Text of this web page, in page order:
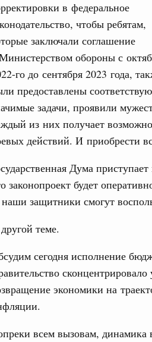
в федеральное
чтобы ребятам,
заключали соглашение
обороны с
го до сентября 2023 года,
предоставлены
задачи, проявили
из них получает
действий. И приобрести
Дума
законопроект будет
защитники смогут
теме.
сегодня исполнение
экономики на
всем вызовам, динамика
сообщество людей,
за будущее
проект «Инфраструктура
Ввод нежилых зданий
отношения. Кадастровая
По решению
перейдёт более
Показать еще